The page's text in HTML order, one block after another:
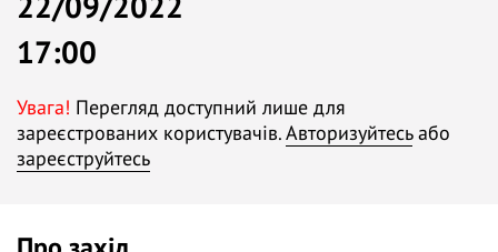
17:00
Увага! Перегляд доступний лише для
зареєстрованих користувачів.Авторизуйтесьабо
зареєструйтесь